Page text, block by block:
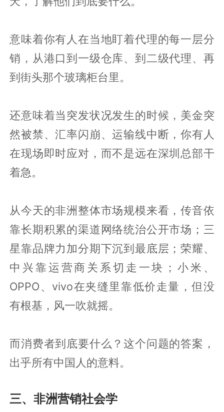
意味着你有人在当地盯着代理的每一层分
销，从港口到一级仓库、到二级代理、再
到街头那个玻璃柜台里。
还意味着当突发状况发生的时候，美金突
然被禁、汇率闪崩、运输线中断，你有人
在现场即时应对，而不是远在深圳总部干
着急。
从今天的非洲整体市场规模来看，传音依
靠长期积累的渠道网络统治公开市场；三
星靠品牌力加分期下沉到最底层；荣耀、
中兴靠运营商关系切走一块；小米、
OPPO、vivo在夹缝里靠低价走量，但没
有根基，风一吹就摇。
而消费者到底要什么？这个问题的答案，
出乎所有中国人的意料。
三、非洲营销社会学